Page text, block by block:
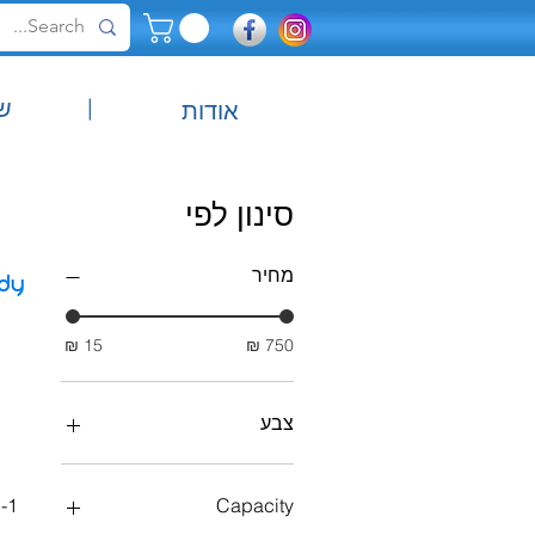
| אודות
סינון לפי
מחיר
צבע
Capacity
1